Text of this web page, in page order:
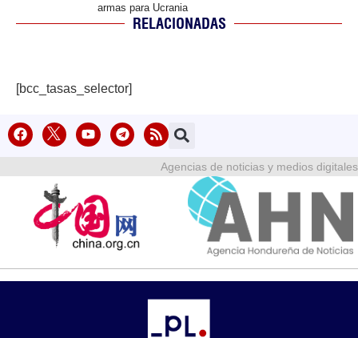
armas para Ucrania
RELACIONADAS
[bcc_tasas_selector]
Agencias de noticias y medios digitales